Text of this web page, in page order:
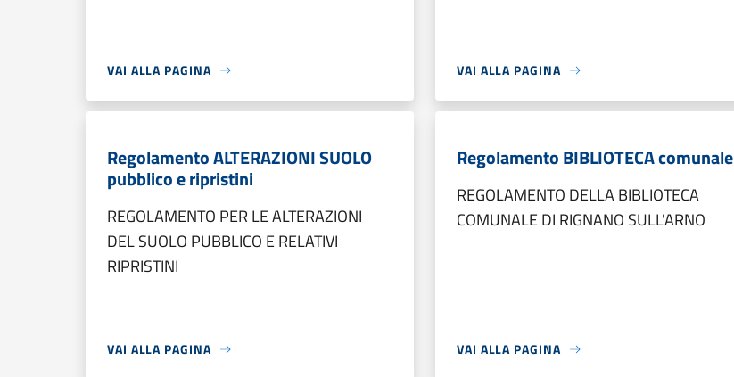
VAI ALLA PAGINA VAI ALLA PAGINA
Regolamento ALTERAZIONI SUOLO
pubblico e ripristini
REGOLAMENTO PER LE ALTERAZIONI
DEL SUOLO PUBBLICO E RELATIVI
RIPRISTINI
VAI ALLA PAGINA
Regolamento BIBLIOTECA comunale
REGOLAMENTO DELLA BIBLIOTECA
COMUNALE DI RIGNANO SULL'ARNO
VAI ALLA PAGINA